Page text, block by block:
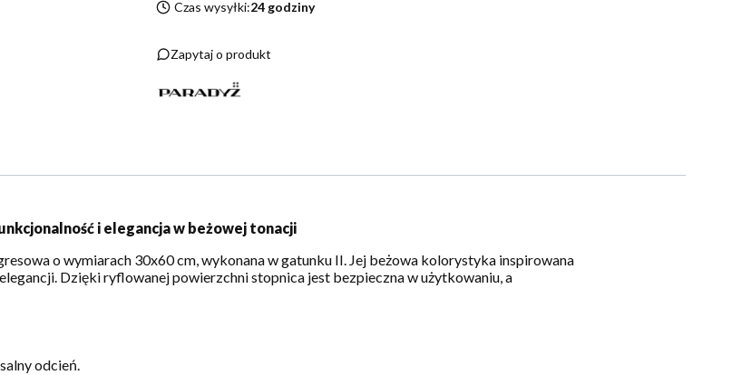
Czas wysyłki:24 godziny
Zapytaj o produkt
i elegancja w beżowej tonacji
o wymiarach 30x60 cm, wykonana w gatunku II. Jej beżowa kolorystyka inspirowana
Dzięki ryflowanej powierzchni stopnica jest bezpieczna w użytkowaniu, a
odcień.